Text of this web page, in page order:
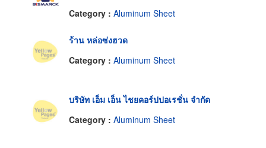
Category : Aluminum Sheet
ร้าน หล่อซ่งฮวด
Category : Aluminum Sheet
บริษัท เอ็ม เอ็น ไชยคอร์ปปอเรชั่น จำกัด
Category : Aluminum Sheet